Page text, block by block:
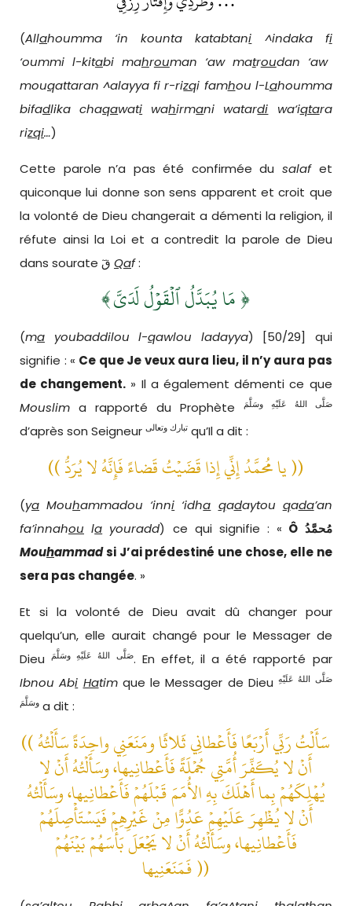
(Allahoumma ‘in kounta katabtani ^indaka fi
‘oummi l-kitabi mahrouman ‘aw matroudan ‘aw
mouqattaran ^alayya fi r-rizqi famhou l-Lahoumma
bifadlika chaqawati wahirmani watardi wa‘iqtara
rizqi…)
Cette parole n’a pas été confirmée dusalafet
quiconque lui donne son sens apparent et croit que
la volonté de Dieu changerait a démenti la religion, il
réfute ainsi la Loi et a contredit la parole de Dieu
Qaf:
﴾ ﴿
(ma youbaddilou l-qawlou ladayya) [50/29] qui
signifie : « Ce que Je veux aura lieu, il n’y aura pas
de changement. » Il a également démenti ce que
Mouslim a rapporté du Prophète صَلَّى اللهُ عَلَيْهِ وسَلَّمَ
d’après son Seigneur تبارك وتعالى qu’Il a dit :
(( يا مُحمَّدُ إِنِّي إِذا قَضَيْتُ قَضاءً فَإِنَّهُ لا يُرَدُّ ))
(ya Mouhammadou ‘inni ‘idha qadaytou qada’an
fa’innahou la youradd) ce qui signifie : « Ô مُحمَّدُ
Mouhammadsi J’ai prédestiné une chose, elle ne
sera pas changée. »
Et si la volonté de Dieu avait dû changer pour
quelqu’un, elle aurait changé pour le Messager de
Dieuصَلَّى اللهُ عَلَيْهِ وسَلَّمَ. En effet, il a été rapporté par
Ibnou Abi Hatimque le Messager de Dieuصَلَّى اللهُ عَلَيْهِ
وسَلَّمَ a dit :
(( سَأَلْتُ رَبِّي أَرْبَعًا فَأَعْطانِي ثَلاثًا ومَنَعَنِي واحِدَةً سَأَلْتُهُ
أَنْ لا يُكَفِّرَ أُمَّتِي جُمْلَةً فَأَعْطانِيها، وسَأَلْتُهُ أَنْ لا
يُهْلِكَهُمْ بِما أَهْلَكَ بِهِ الأُمَمَ قَبْلَهُمْ فَأَعْطانِيها، وسَأَلْتُهُ
أَنْ لا يُظْهِرَ عَلَيْهِمْ عَدُوًّا مِنْ غَيْرِهِمْ فَيَسْتَأْصِلَهُمْ
فَأَعْطانِيها، وسَأَلْتُهُ أَنْ لا يَجْعَلَ بَأْسَهُمْ بَيْنَهُمْ
فَمَنَعَنِيها ))